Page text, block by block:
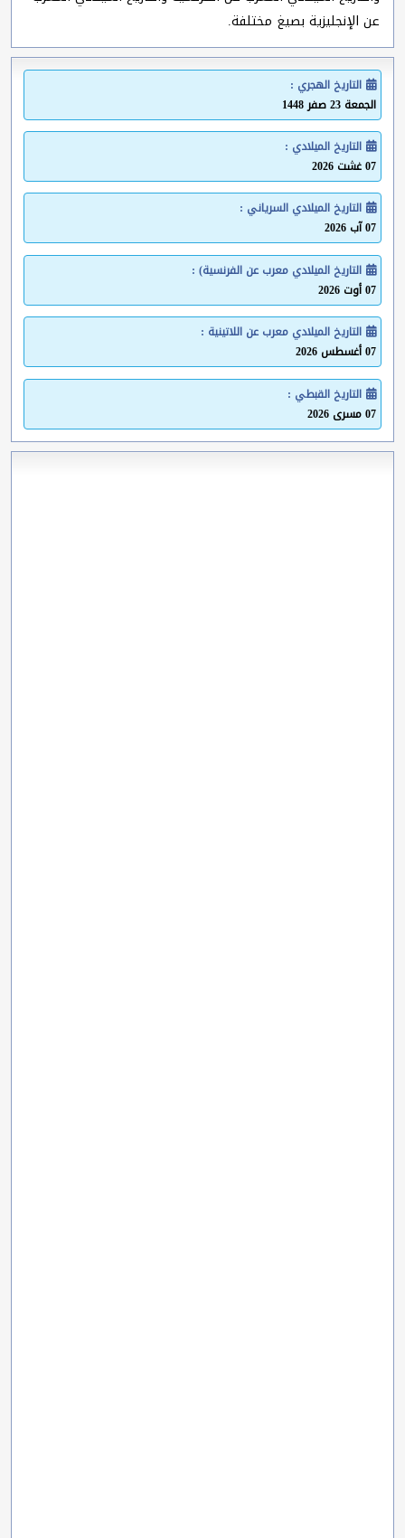
عن الإنجليزية بصيغ مختلفة.
التاريخ الهجري :
الجمعة 23 صفر 1448
التاريخ الميلادي :
07 غشت 2026
التاريخ الميلادي السرياني :
07 آب 2026
التاريخ الميلادي معرب عن الفرنسية) :
07 أوت 2026
التاريخ الميلادي معرب عن اللاتينية :
07 أغسطس 2026
التاريخ القبطي :
07 مسرى 2026